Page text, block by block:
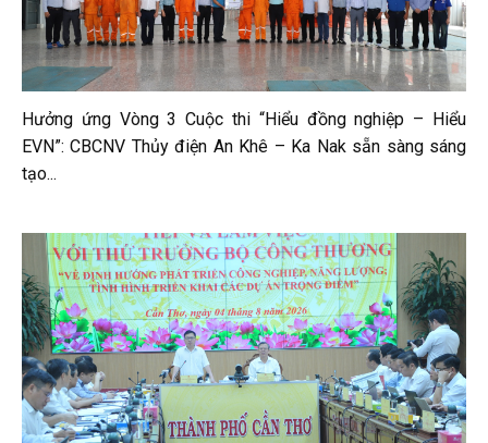
Hưởng ứng Vòng 3 Cuộc thi “Hiểu đồng nghiệp – Hiểu
EVN”: CBCNV Thủy điện An Khê – Ka Nak sẵn sàng sáng
tạo...